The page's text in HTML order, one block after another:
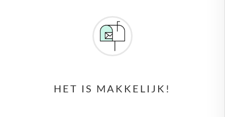
HET IS MAKKELIJK!